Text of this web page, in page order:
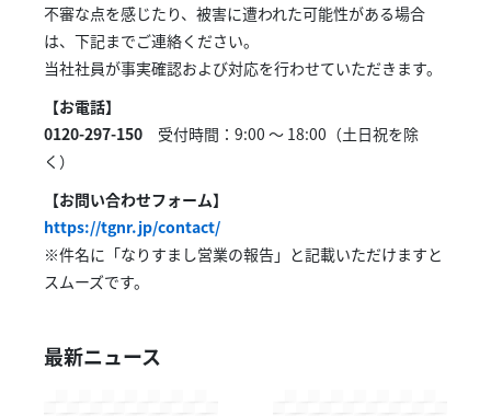
不審な点を感じたり、被害に遭われた可能性がある場合
は、下記までご連絡ください。
当社社員が事実確認および対応を行わせていただきます。
【お電話】
0120-297-150 受付時間：9:00 〜 18:00（土日祝を除
く）
【お問い合わせフォーム】
https://tgnr.jp/contact/
※件名に「なりすまし営業の報告」と記載いただけますと
スムーズです。
最新ニュース